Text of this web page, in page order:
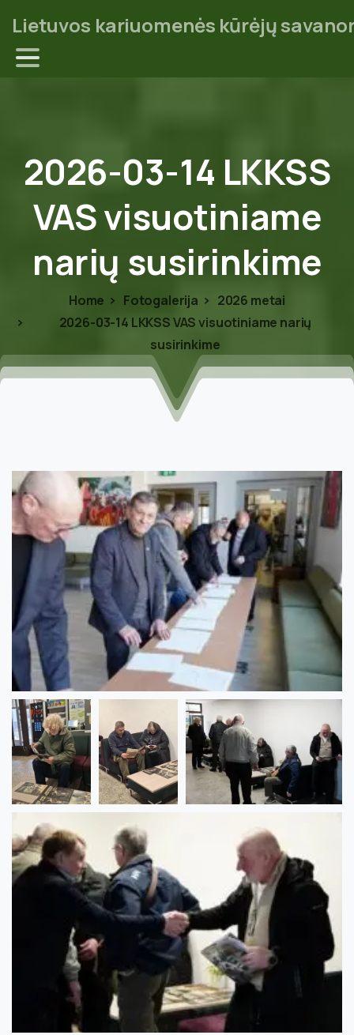
Lietuvos kariuomenės kūrėjų
2026-03-14 LKKSS
VASvisuotiniame
narių susirinkime
Home Fotogalerija
2026 metai
2026-03-14 LKKSS VAS visuotiniame narių
susirinkime